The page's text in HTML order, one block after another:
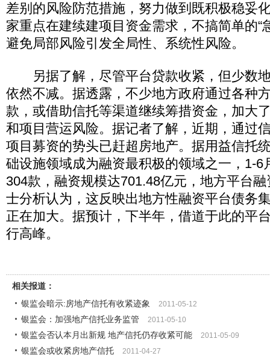
差别的风险防范措施，努力做到既积极稳妥
家重点在建续建项目资金需求，不搞简单的“
避免局部风险引发全局性、系统性风险。
另据了解，尽管平台贷款收紧，但少数
依然不减。据透露，不少地方政府通过各种
款，或借助信托等渠道继续筹措资金，加大
和项目营运风险。据记者了解，近期，通过
项目募资的势头已赶超房地产。据用益信托
础设施领域成为融资最积极的领域之一，1-6
304款，融资规模达701.48亿元，地方平台
士分析认为，这反映出地方性融资平台债务
正在加大。据预计，下半年，借道于此的平
行高峰。
相关报道：
银监会暗示:房地产信托有收紧迹象
2011-05-12
银监会：加强地产信托业务监管 2011-05-10
银监会否认本月出新规 地产信托仍存收紧可能 2011-05-09
银监会或收紧房地产信托 2011-04-27